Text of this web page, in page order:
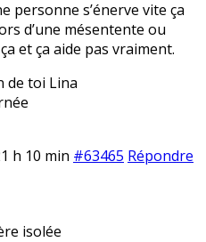
personne s’énerve vite ça
d’une mésentente ou
et ça aide pas vraiment.
de toi Lina
h 10 min #63465 Répondre
isolée